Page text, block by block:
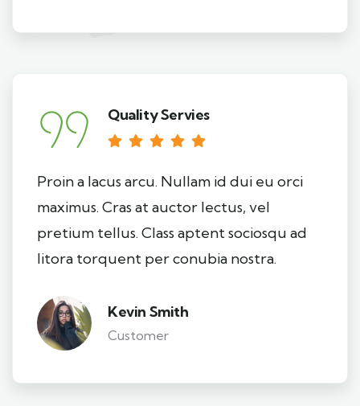
Quality Servies
Proin a lacus arcu. Nullam id dui eu orci
maximus. Cras at auctor lectus, vel
pretium tellus. Class aptent sociosqu ad
litora torquent per conubia nostra.
Kevin Smith
Customer